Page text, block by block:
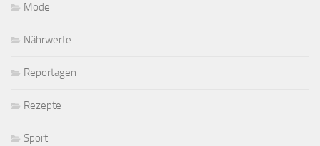
Mode
Nährwerte
Reportagen
Rezepte
Sport